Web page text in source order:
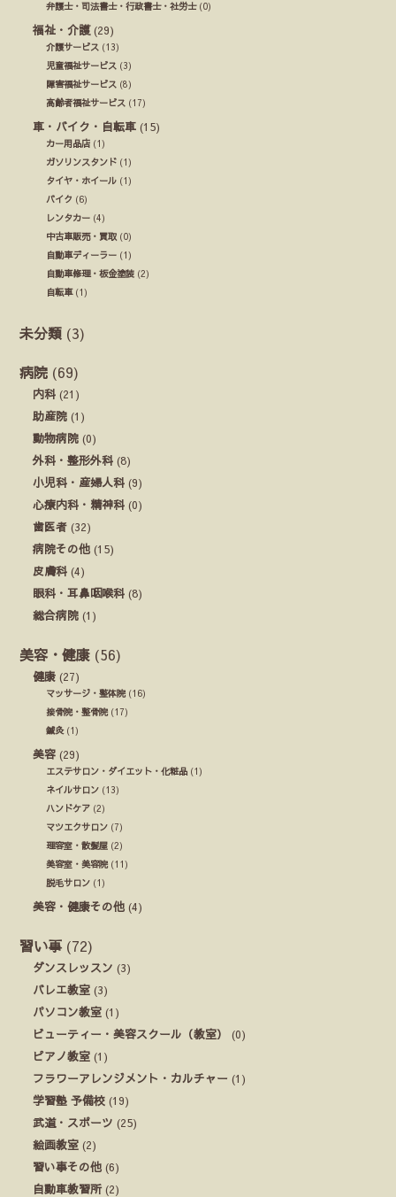
弁護士・司法書士・行政書士・社労士(0)
福祉・介護(29)
介護サービス (13)
児童福祉サービス (3)
障害福祉サービス (8)
高齢者福祉サービス (17)
車・バイク・自転車 (15)
カー用品店 (1)
ガソリンスタンド (1)
タイヤ・ホイール (1)
バイク (6)
レンタカー (4)
中古車販売・買取 (0)
自動車ディーラー (1)
自動車修理・板金塗装 (2)
自転車(1)
未分類 (3)
病院 (69)
内科 (21)
助産院 (1)
動物病院 (0)
外科・整形外科 (8)
小児科・産婦人科 (9)
心療内科・精神科 (0)
歯医者 (32)
病院その他 (15)
皮膚科 (4)
眼科・耳鼻咽喉科 (8)
総合病院 (1)
美容・健康 (56)
健康 (27)
マッサージ・整体院(16)
接骨院・整骨院(17)
鍼灸(1)
美容 (29)
エステサロン・ダイエット・化粧品 (1)
ネイルサロン (13)
ハンドケア (2)
マツエクサロン (7)
理容室・散髪屋 (2)
美容室・美容院(11)
脱毛サロン (1)
美容・健康その他 (4)
習い事 (72)
ダンスレッスン (3)
バレエ教室 (3)
パソコン教室 (1)
ビューティー・美容スクール（教室）
(0)
ピアノ教室 (1)
フラワーアレンジメント・カルチャー (1)
学習塾 予備校 (19)
武道・スポーツ (25)
絵画教室 (2)
習い事その他 (6)
自動車教習所(2)